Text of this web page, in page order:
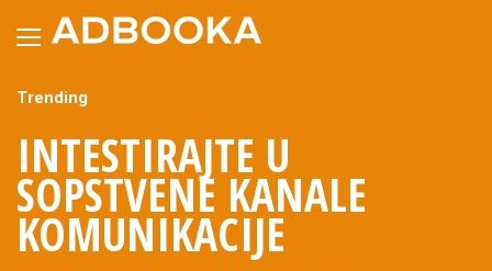
content
Trending
INTESTIRAJTE U
SOPSTVENE KANALE
KOMUNIKACIJE